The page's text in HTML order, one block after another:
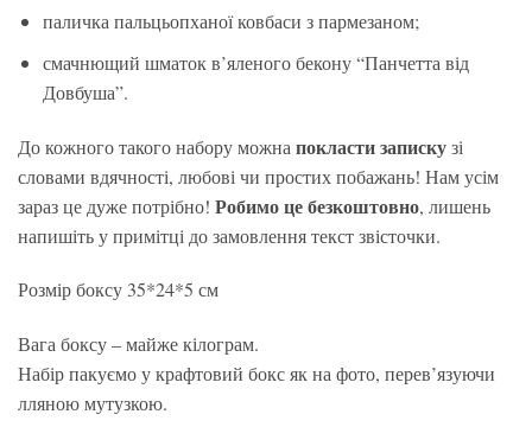
паличка пальцьопханої ковбаси з пармезаном;
смачнющий шматок в’яленого бекону “Панчетта від
Довбуша”.
До кожного такого набору можна покласти запискузі
словами вдячності, любові чи простих побажань! Нам усім
зараз це дуже потрібно! Робимо це безкоштовно, лишень
напишіть у примітці до замовлення текст звісточки.
Розмір боксу 35*24*5 см
Вага боксу – майже кілограм.
Набір пакуємо у крафтовий бокс як на фото, перев’язуючи
лляною мутузкою.